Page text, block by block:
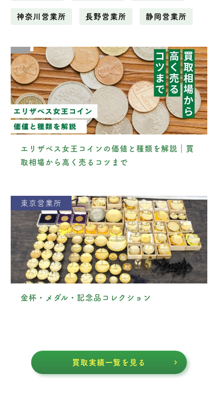
神奈川営業所 長野営業所 静岡営業所
エリザベス女王コインの価値と種類を解説｜買
取相場から高く売るコツまで
東京営業所
金杯・メダル・記念品コレクション
買取実績一覧を見る